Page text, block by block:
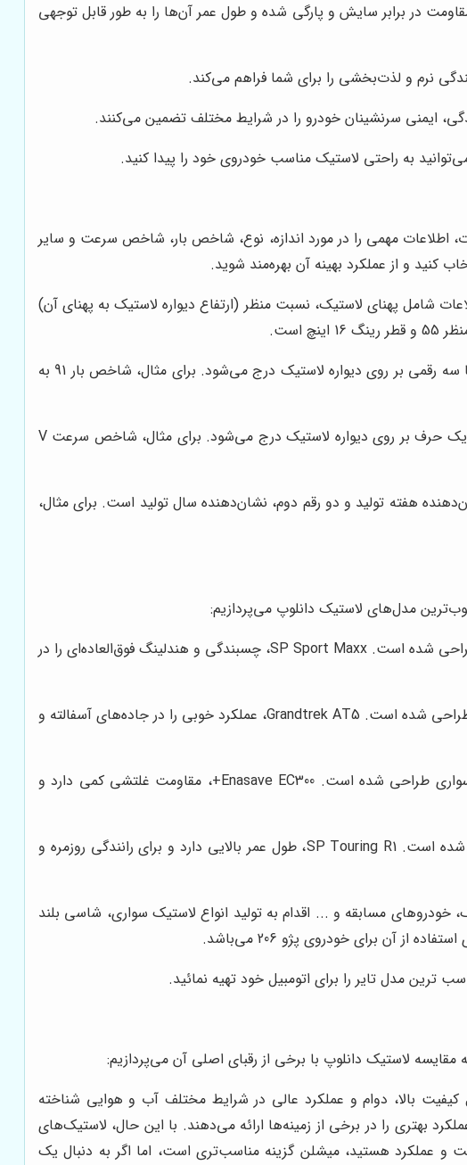
در برابر سایش و پارگی شده و طول عمر آن‌ها را به طور قابل توجهی
نرم و لذت‌بخشی را برای شما فراهم می‌کند.
ایمنی سرنشینان خودرو را در شرایط مختلف تضمین می‌کنند.
به راحتی لاستیک مناسب خودروی خود را پیدا کنید.
مهمی را در مورد اندازه، نوع، شاخص بار، شاخص سرعت و سایر
و از عملکرد بهینه آن بهره‌مند شوید.
شامل پهنای لاستیک، نسبت منظر (ارتفاع دیواره لاستیک به پهنای آن)
شاخص بار، حداکثر وزنی است که هر لاستیک می‌تواند تحمل کند. این شاخص به صورت یک عدد دو یا سه رقمی بر روی دیواره لاستیک درج می‌شود. برای مثال، شاخص بار 91 به
شاخص سرعت، حداکثر سرعتی است که لاستیک می‌تواند با آن حرکت کند. این شاخص به صورت یک حرف بر روی دیواره لاستیک درج می‌شود. برای مثال، شاخص سرعت V
هفته تولید و دو رقم دوم، نشان‌دهنده سال تولید است. برای مثال،
مدل‌های لاستیک دانلوپ می‌پردازیم:
این لاستیک، یک تایر اسپرت و با عملکرد بالا است که برای خودروهای سواری و کوپه طراحی شده است. SP Sport Maxx، چسبندگی و هندلینگ فوق‌العاده‌ای را در
این لاستیک، یک تایر آفرود و چهار فصل است که برای خودروهای شاسی‌بلند و پیکاپ طراحی شده است. Grandtrek AT5، عملکرد خوبی را در جاده‌های آسفالته و
این لاستیک، یک تایر کم‌مصرف و سازگار با محیط‌زیست است که برای خودروهای سواری طراحی شده است. Enasave EC300+، مقاومت غلتشی کمی دارد و
این لاستیک، یک تایر با دوام و مقرون‌به‌صرفه است که برای خودروهای سواری طراحی شده است. SP Touring R1، طول عمر بالایی دارد و برای رانندگی روزمره و
خودروهای مسابقه و ... اقدام به تولید انواع لاستیک سواری، شاسی بلند
مدل تایر را برای اتومبیل خود تهیه نمائید.
مقایسه لاستیک دانلوپ با برخی از رقبای اصلی آن می‌پردازیم:
بالا، دوام و عملکرد عالی در شرایط مختلف آب و هوایی شناخته
بهتری را در برخی از زمینه‌ها ارائه می‌دهند. با این حال، لاستیک‌های
و عملکرد هستید، میشلن گزینه مناسب‌تری است، اما اگر به دنبال یک